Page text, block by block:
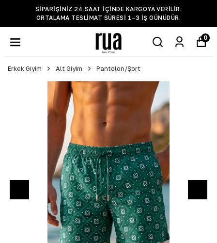
SIPARIŞINIZ 24 SAAT IÇINDE KARGOYA VERILIR.
ORTALAMA TESLIMAT SÜRESI 1–3 IŞ GÜNÜDÜR.
0
Erkek Giyim Alt Giyim Pantolon/Şort